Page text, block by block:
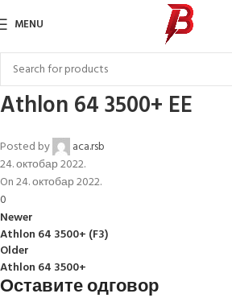
MENU
Athlon 64 3500+ EE
Posted by
aca.rsb
24. октобар 2022.
On 24. октобар 2022.
0
Newer
Athlon 64 3500+ (F3)
Older
Athlon 64 3500+
Оставите одговор